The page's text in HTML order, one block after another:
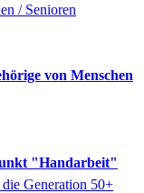
/ Senioren
von Menschen
"Handarbeit"
Generation 50+